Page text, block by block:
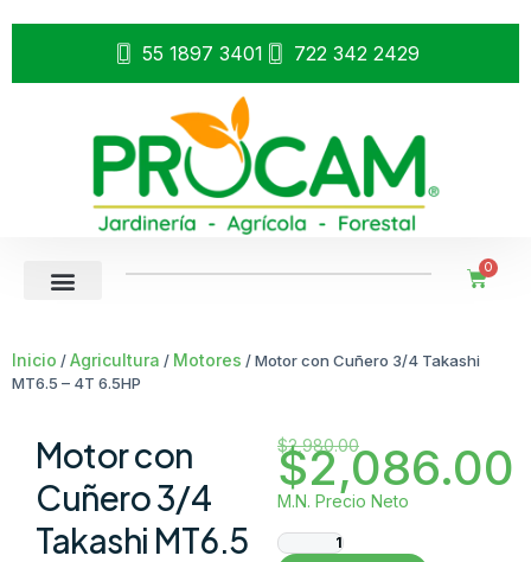
55 1897 3401 722 342 2429
0
Inicio /Agricultura / Motores / Motor con Cuñero 3/4 Takashi
MT6.5 – 4T 6.5HP
Motor con
Cuñero 3/4
Takashi MT6.5
$2,980.00
$2,086.00
M.N. Precio Neto